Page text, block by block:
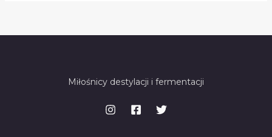
Miłośnicy destylacji i fermentacji